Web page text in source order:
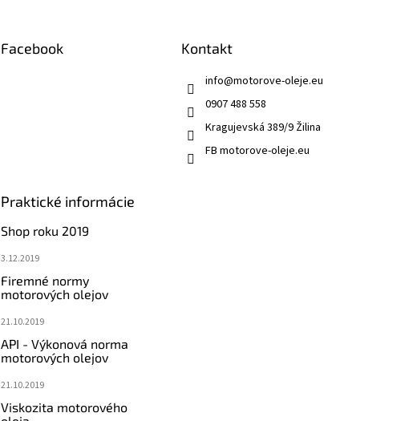
Facebook Kontakt
info@motorove-oleje.eu
0907 488 558
Kragujevská 389/9 Žilina
FB motorove-oleje.eu
Praktické informácie
Shop roku 2019
3.12.2019
Firemné normy
motorových olejov
21.10.2019
API - Výkonová norma
motorových olejov
21.10.2019
Viskozita motorového